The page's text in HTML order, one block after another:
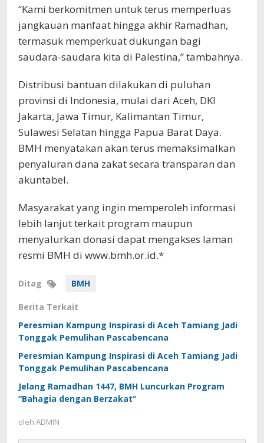
“Kami berkomitmen untuk terus memperluas
jangkauan manfaat hingga akhir Ramadhan,
termasuk memperkuat dukungan bagi
saudara-saudara kita di Palestina,” tambahnya.
Distribusi bantuan dilakukan di puluhan
provinsi di Indonesia, mulai dari Aceh, DKI
Jakarta, Jawa Timur, Kalimantan Timur,
Sulawesi Selatan hingga Papua Barat Daya.
BMH menyatakan akan terus memaksimalkan
penyaluran dana zakat secara transparan dan
akuntabel.
Masyarakat yang ingin memperoleh informasi
lebih lanjut terkait program maupun
menyalurkan donasi dapat mengakses laman
resmi BMH di www.bmh.or.id⁠.*
Ditag BMH
Berita Terkait
Peresmian Kampung Inspirasi di Aceh Tamiang Jadi
Tonggak Pemulihan Pascabencana
Peresmian Kampung Inspirasi di Aceh Tamiang Jadi
Tonggak Pemulihan Pascabencana
Jelang Ramadhan 1447, BMH Luncurkan Program
“Bahagia dengan Berzakat”
oleh ADMIN